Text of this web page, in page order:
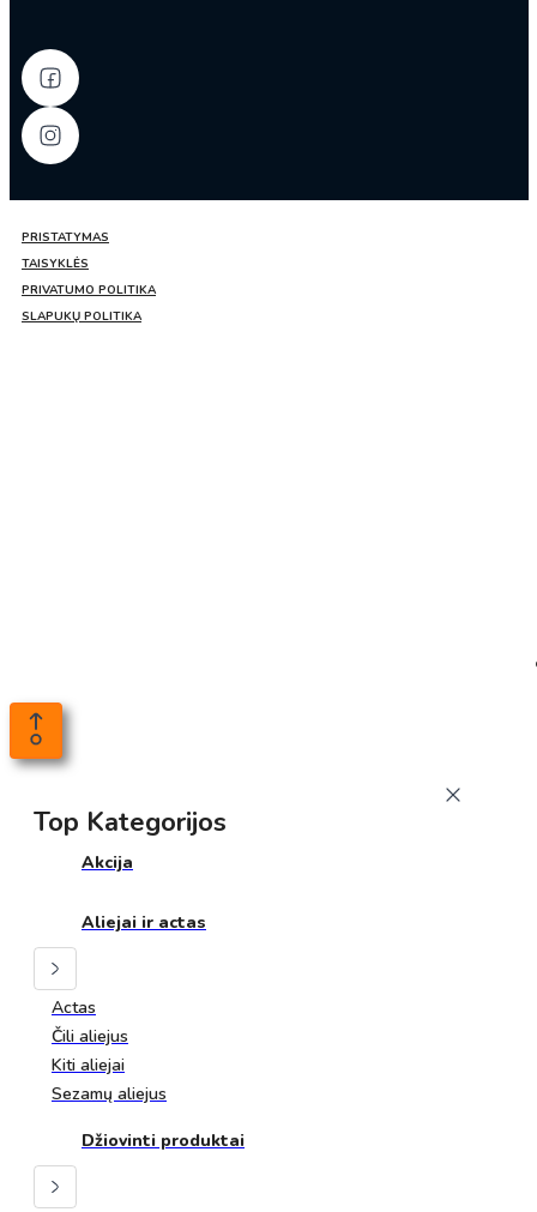
PRISTATYMAS
TAISYKLĖS
PRIVATUMO POLITIKA
SLAPUKŲ POLITIKA
Top Kategorijos
Akcija
Aliejai ir actas
Actas
Čili aliejus
Kiti aliejai
Sezamų aliejus
Džiovinti produktai